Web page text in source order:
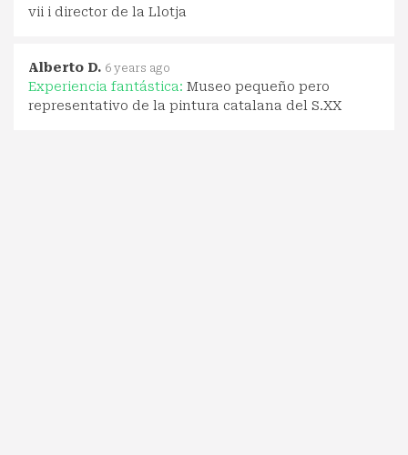
vii i director de la Llotja
Alberto D. 6 years ago
Experiencia fantástica: Museo pequeño pero
representativo de la pintura catalana del S.XX